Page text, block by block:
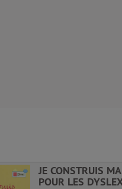
JE CONSTRUIS
POUR LES